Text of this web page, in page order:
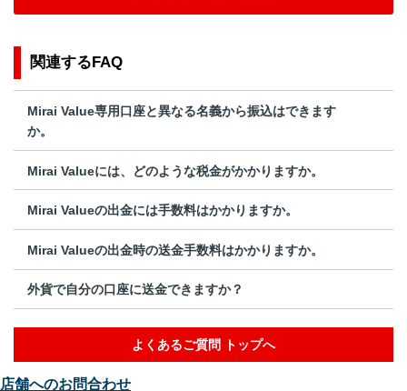
関連するFAQ
Mirai Value専用口座と異なる名義から振込はできます
か。
Mirai Valueには、どのような税金がかかりますか。
Mirai Valueの出金には手数料はかかりますか。
Mirai Valueの出金時の送金手数料はかかりますか。
外貨で自分の口座に送金できますか？
よくあるご質問 トップへ
店舗へのお問合わせ